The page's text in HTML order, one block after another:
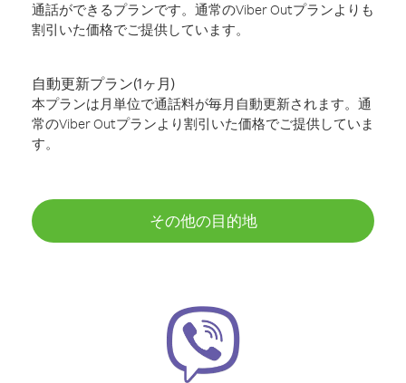
通話ができるプランです。通常のViber Outプランよりも
割引いた価格でご提供しています。
自動更新プラン(1ヶ月)
本プランは月単位で通話料が毎月自動更新されます。通
常のViber Outプランより割引いた価格でご提供していま
す。
その他の目的地